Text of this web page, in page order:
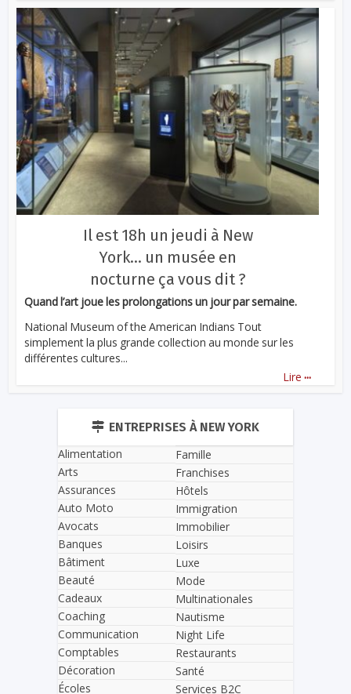
Il est 18h un jeudi à New
York… un musée en
nocturne ça vous dit ?
Quand l’art joue les prolongations un jour par semaine.
National Museum of the American Indians Tout
simplement la plus grande collection au monde sur les
différentes cultures...
Lire ...
ENTREPRISES À NEW YORK
Alimentation
Arts
Assurances
Auto Moto
Avocats
Banques
Bâtiment
Beauté
Cadeaux
Coaching
Communication
Comptables
Décoration
Écoles
Famille
Franchises
Hôtels
Immigration
Immobilier
Loisirs
Luxe
Mode
Multinationales
Nautisme
Night Life
Restaurants
Santé
Services B2C